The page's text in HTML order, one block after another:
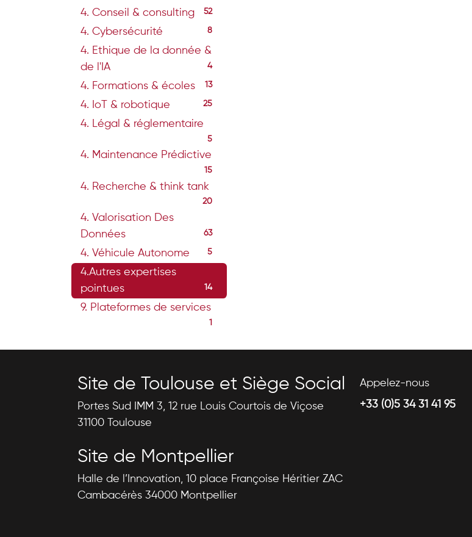
4. Conseil & consulting 52
4. Cybersécurité 8
4. Ethique de la donnée &
de l'IA
4
4. Formations & écoles 13
4. IoT & robotique 25
4. Légal & réglementaire
5
4. Maintenance Prédictive
15
4. Recherche & think tank
20
4. Valorisation Des
Données
63
4. Véhicule Autonome 5
4.Autres expertises
pointues
14
9. Plateformes de services
1
Site de Toulouse et Siège Social
Portes Sud IMM 3, 12 rue Louis Courtois de Viçose
31100 Toulouse
Site de Montpellier
Halle de l’Innovation, 10 place Françoise Héritier ZAC
Cambacérès 34000 Montpellier
Appelez-nous
+33 (0)5 34 31 41 95